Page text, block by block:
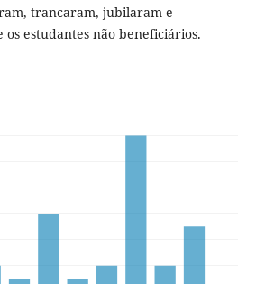
trancaram, jubilaram e
os estudantes não beneficiários.